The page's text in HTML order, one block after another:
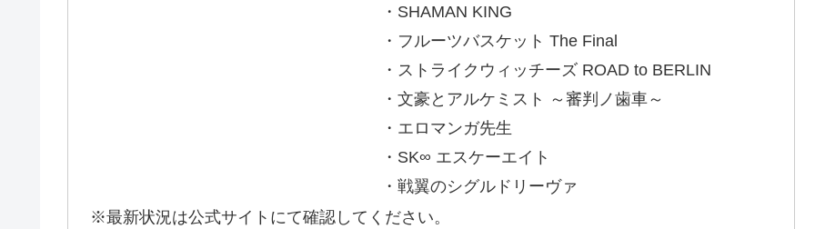
・SHAMAN KING
・フルーツバスケット The Final
・ストライクウィッチーズ ROAD to BERLIN
・文豪とアルケミスト ～審判ノ歯車～
・エロマンガ先生
・SK∞ エスケーエイト
・戦翼のシグルドリーヴァ
※最新状況は公式サイトにて確認してください。